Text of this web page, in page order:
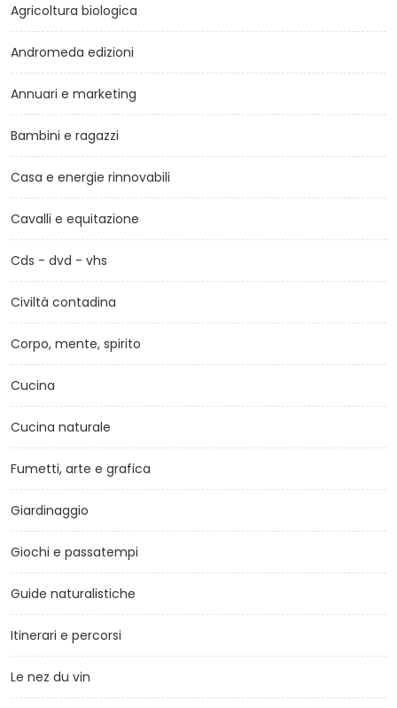
Agricoltura biologica
Andromeda edizioni
Annuari e marketing
Bambini e ragazzi
Casa e energie rinnovabili
Cavalli e equitazione
Cds - dvd - vhs
Civiltà contadina
Corpo, mente, spirito
Cucina
Cucina naturale
Fumetti, arte e grafica
Giardinaggio
Giochi e passatempi
Guide naturalistiche
Itinerari e percorsi
Le nez du vin